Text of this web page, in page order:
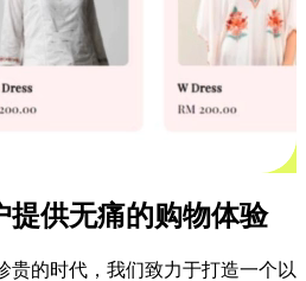
提供无痛的购物体验
贵的时代，我们致力于打造一个以